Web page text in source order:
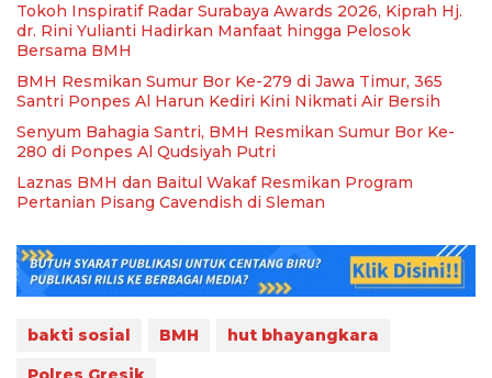
Tokoh Inspiratif Radar Surabaya Awards 2026, Kiprah Hj.
dr. Rini Yulianti Hadirkan Manfaat hingga Pelosok
Bersama BMH
BMH Resmikan Sumur Bor Ke-279 di Jawa Timur, 365
Santri Ponpes Al Harun Kediri Kini Nikmati Air Bersih
Senyum Bahagia Santri, BMH Resmikan Sumur Bor Ke-
280 di Ponpes Al Qudsiyah Putri
Laznas BMH dan Baitul Wakaf Resmikan Program
Pertanian Pisang Cavendish di Sleman
bakti sosial BMH
hut bhayangkara